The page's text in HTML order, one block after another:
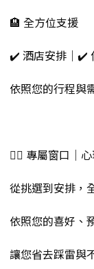
🏨 全方位支援
✔️ 酒店安排｜✔️
依照您的行程與
💁‍♀️ 專屬窗口｜
從挑選到安排，
依照您的喜好、
讓您省去踩雷與